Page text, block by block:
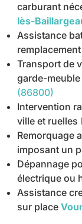
carburant
lès-
Assistance
Transport de
garde-
(86800)
Intervention
ville et ruelles
Remorquage
imposant un
Dépannage
électrique ou
Assistance
sur place